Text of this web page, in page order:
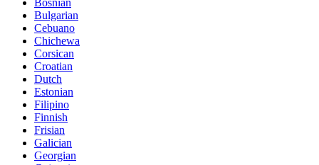
Bulgarian
Cebuano
Chichewa
Corsican
Croatian
Dutch
Estonian
Filipino
Finnish
Frisian
Galician
Georgian